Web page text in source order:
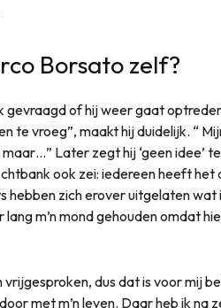
Borsato zelf?
of hij weer gaat
te vroeg”, maakt hij duidelijk. “
Later zegt hij ‘geen idee’
ook zei: iedereen heeft
hebben zich erover uitgelaten wat
lang m’n mond gehouden omdat
vrijgesproken, dus dat is voor mij
met m’n leven. Daar heb ik na